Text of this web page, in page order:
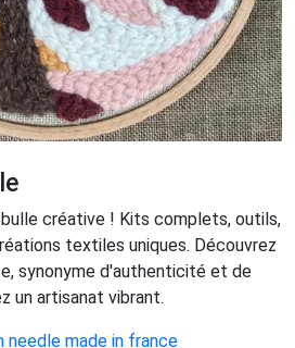
créative ! Kits complets, outils,
textiles uniques. Découvrez
synonyme d'authenticité et de
un artisanat vibrant.
needle made in france